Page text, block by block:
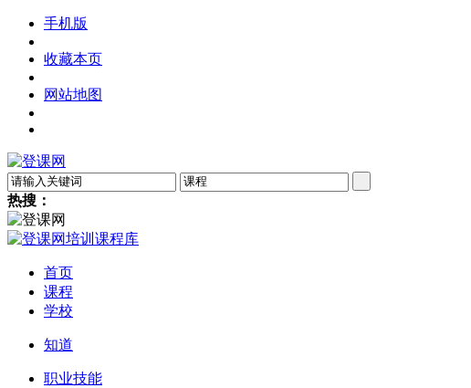
手机版
收藏本页
网站地图
热搜：
首页
课程
学校
知道
职业技能